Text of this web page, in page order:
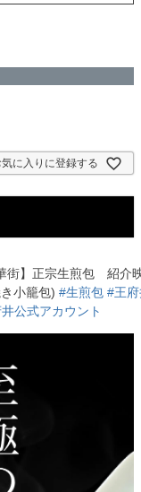
気に入りに登録する
街】正宗生煎包 紹介
小籠包) #生煎包 #王
公式アカウント